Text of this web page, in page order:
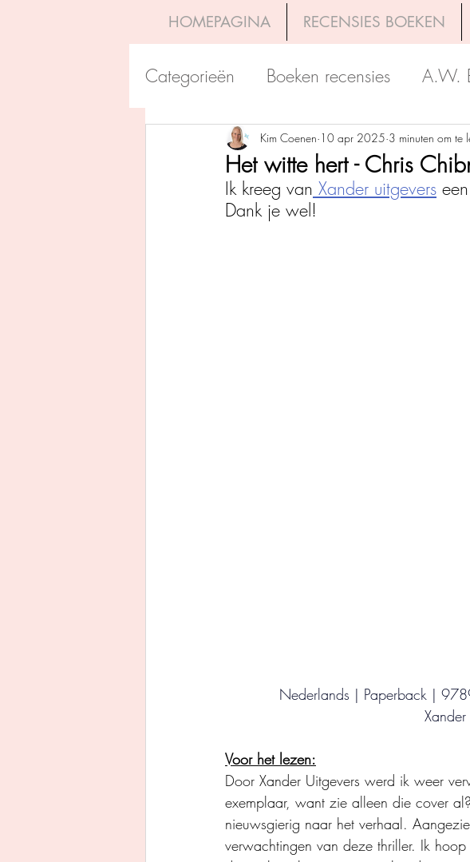
HOMEPAGINA RECENSIES BOEKEN
Categorieën Boeken recensies A.W.
Uitgeverij Pelckmans Boekerij
Overamstel Uitgevers Godijn
Het witte hert - Chris
Kim Coenen 10 apr 2025 3 minuten om te
Ik kreeg van Xander uitgevers
Dank je wel!
Nederlands | Paperback |
Voor het lezen:
Door Xander Uitgevers werd ik weer
exemplaar, want zie alleen die cover
nieuwsgierig naar het verhaal.
verwachtingen van deze thriller. Ik